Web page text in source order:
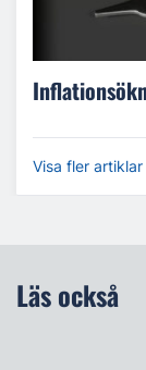
Visa fler artiklar
Läs också